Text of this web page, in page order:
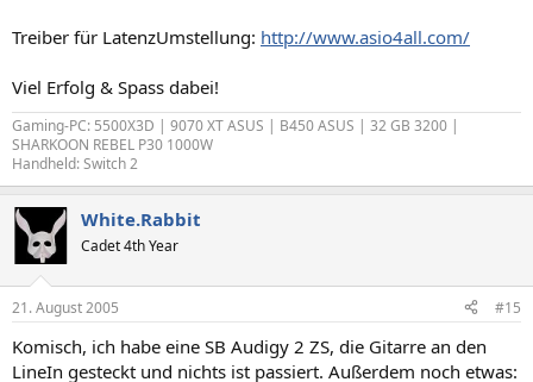
Treiber für LatenzUmstellung: http://www.asio4all.com/
Viel Erfolg & Spass dabei!
Gaming-PC: 5500X3D | 9070 XT ASUS | B450 ASUS | 32 GB 3200 |
SHARKOON REBEL P30 1000W
Handheld: Switch 2
White.Rabbit
Cadet 4th Year
21. August 2005 #15
Komisch, ich habe eine SB Audigy 2 ZS, die Gitarre an den
LineIn gesteckt und nichts ist passiert. Außerdem noch etwas: